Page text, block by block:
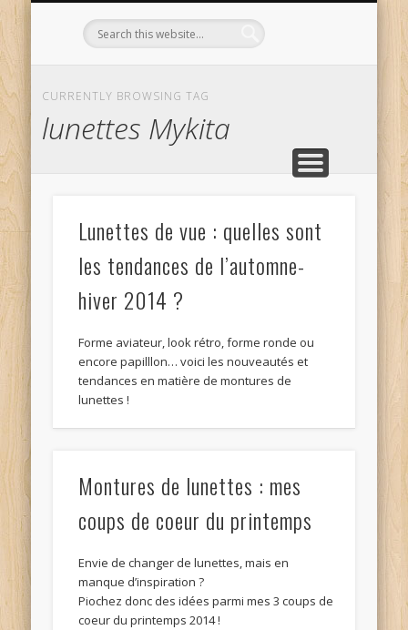
CURRENTLY BROWSING TAG
lunettes Mykita
Lunettes de vue : quelles sont
les tendances de l’automne-
hiver 2014 ?
Forme aviateur, look rétro, forme ronde ou
encore papilllon… voici les nouveautés et
tendances en matière de montures de
lunettes !
Montures de lunettes : mes
coups de coeur du printemps
Envie de changer de lunettes, mais en
manque d’inspiration ?
Piochez donc des idées parmi mes 3 coups de
coeur du printemps 2014 !